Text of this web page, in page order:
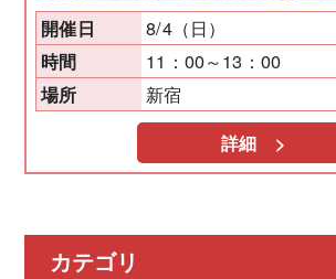
開催日 8/4（日）
時間 11：00～13：00
場所 新宿
詳細 >
カテゴリ